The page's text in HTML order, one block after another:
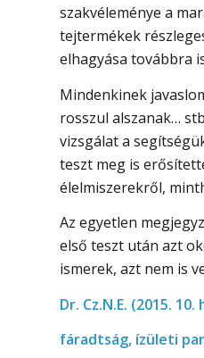
szakvéleménye a
tejtermékek
elhagyása továbbra
Mindenkinek
rosszul alszanak…
vizsgálat a
teszt meg is
élelmiszerekről,
Az egyetlen
első teszt után azt
ismerek, azt nem is
Dr. Cz.N.E. (2015. 10.
fáradtság, ízületi